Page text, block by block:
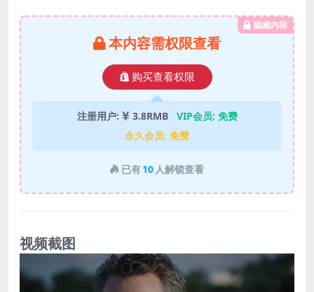
隐藏内容
本内容需权限查看
购买查看权限
注册用户: 3.8RMB VIP会员: 免费
永久会员: 免费
已有10 人解锁查看
视频截图